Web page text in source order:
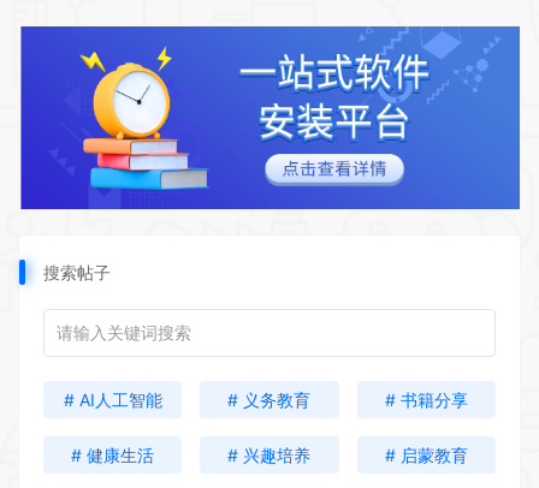
搜索帖子
# AI人工智能 # 义务教育 # 书籍分享
# 健康生活 # 兴趣培养 # 启蒙教育